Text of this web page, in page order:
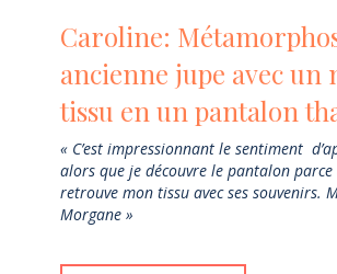
Caroline:
ancienne jupe avec un
tissu en un pantalon
« C’est impressionnant le sentiment
alors que je découvre le pantalon parce
retrouve mon tissu avec ses souvenirs.
Morgane »